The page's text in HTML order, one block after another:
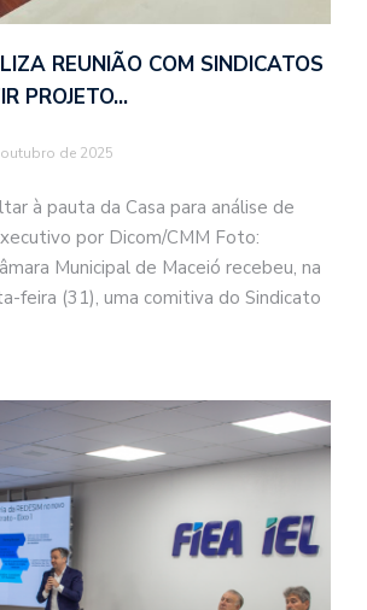
REUNIÃO COM SINDICATOS
PROJETO…
de 2025
à pauta da Casa para análise de
por Dicom/CMM Foto:
Municipal de Maceió recebeu, na
feira (31), uma comitiva do Sindicato